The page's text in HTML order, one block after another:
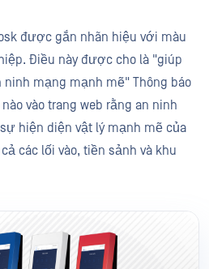
được gắn nhãn hiệu với màu
Điều này được cho là "giúp
ninh mạng mạnh mẽ" Thông báo
vào trang web rằng an ninh
hiện diện vật lý mạnh mẽ của
các lối vào, tiền sảnh và khu